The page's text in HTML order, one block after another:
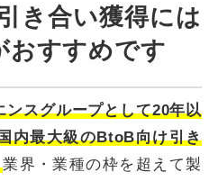
き合い獲得には
おすすめです
ンスグループとして20年以
内最大級のBtoB向け引き
業界・業種の枠を超えて製